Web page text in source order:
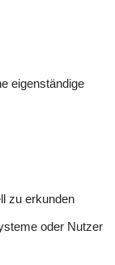
eigenständige
zu erkunden
oder Nutzer